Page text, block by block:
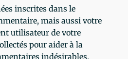
inscrites dans le
mais aussi votre
utilisateur de votre
pour aider à la
indésirables.